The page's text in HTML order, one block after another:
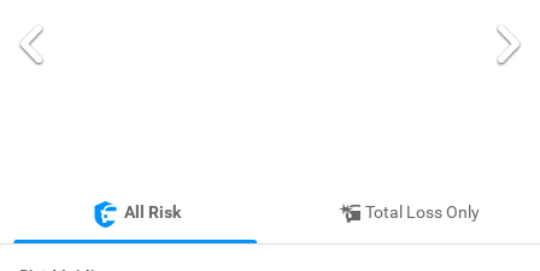
All Risk Total Loss Only